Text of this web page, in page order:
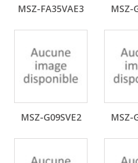
MSZ-FA35VAE3 MSZ-
MSZ-G09SVE2 MSZ-